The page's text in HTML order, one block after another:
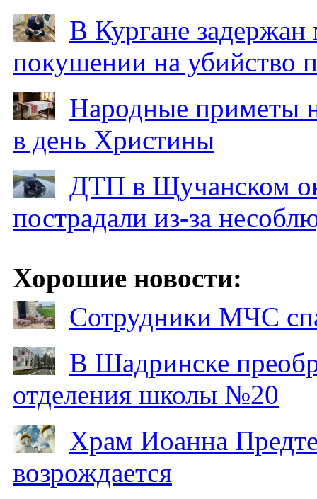
В Кургане
покушении на убийство
Народные приметы
в день Христины
ДТП в Щучанском
пострадали из-за
Хорошие новости:
Сотрудники МЧС
В Шадринске
отделения школы №20
Храм Иоанна
возрождается